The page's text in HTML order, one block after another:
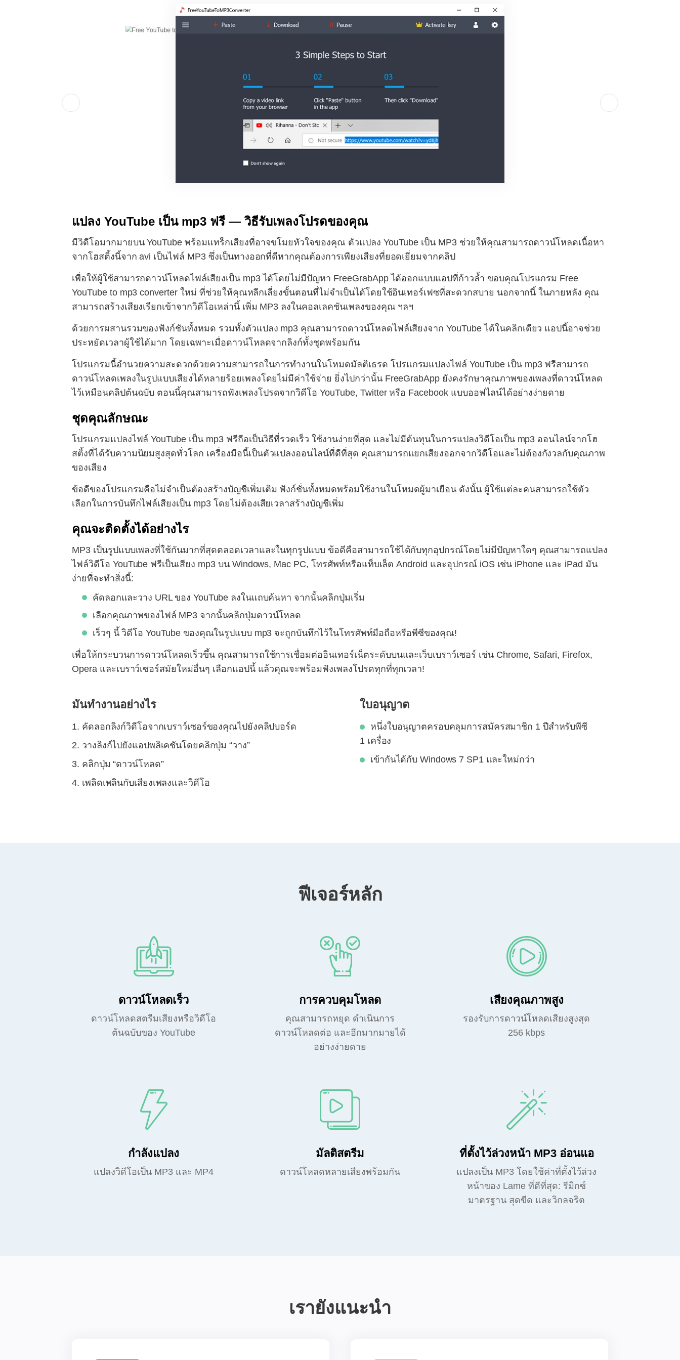
แปลง YouTube เป็น mp3 ฟรี — วิธีรับเพลงโปรดของคุณ
มีวิดีโอมากมายบน YouTube พร้อมแทร็กเสียงที่อาจขโมยหัวใจของคุณ ตัวแปลง YouTube เป็น MP3 ช่วยให้คุณสามารถดาวน์โหลดเนื้อหา
จากโฮสติ้งนี้จาก avi เป็นไฟล์ MP3 ซึ่งเป็นทางออกที่ดีหากคุณต้องการเพียงเสียงที่ยอดเยี่ยมจากคลิป
เพื่อให้ผู้ใช้สามารถดาวน์โหลดไฟล์เสียงเป็น mp3 ได้โดยไม่มีปัญหา FreeGrabApp ได้ออกแบบแอปที่ก้าวล้ำ ขอบคุณโปรแกรม Free
YouTube to mp3 converter ใหม่ ที่ช่วยให้คุณหลีกเลี่ยงขั้นตอนที่ไม่จำเป็นได้โดยใช้อินเทอร์เฟซที่สะดวกสบาย นอกจากนี้ ในภายหลัง คุณ
สามารถสร้างเสียงเรียกเข้าจากวิดีโอเหล่านี้ เพิ่ม MP3 ลงในคอลเลคชันเพลงของคุณ ฯลฯ
ด้วยการผสานรวมของฟังก์ชันทั้งหมด รวมทั้งตัวแปลง mp3 คุณสามารถดาวน์โหลดไฟล์เสียงจาก YouTube ได้ในคลิกเดียว แอปนี้อาจช่วย
ประหยัดเวลาผู้ใช้ได้มาก โดยเฉพาะเมื่อดาวน์โหลดจากลิงก์ทั้งชุดพร้อมกัน
โปรแกรมนี้อำนวยความสะดวกด้วยความสามารถในการทำงานในโหมดมัลติเธรด โปรแกรมแปลงไฟล์ YouTube เป็น mp3 ฟรีสามารถ
ดาวน์โหลดเพลงในรูปแบบเสียงได้หลายร้อยเพลงโดยไม่มีค่าใช้จ่าย ยิ่งไปกว่านั้น FreeGrabApp ยังคงรักษาคุณภาพของเพลงที่ดาวน์โหลด
ไว้เหมือนคลิปต้นฉบับ ตอนนี้คุณสามารถฟังเพลงโปรดจากวิดีโอ YouTube, Twitter หรือ Facebook แบบออฟไลน์ได้อย่างง่ายดาย
ชุดคุณลักษณะ
โปรแกรมแปลงไฟล์ YouTube เป็น mp3 ฟรีถือเป็นวิธีที่รวดเร็ว ใช้งานง่ายที่สุด และไม่มีต้นทุนในการแปลงวิดีโอเป็น mp3 ออนไลน์จากโฮ
สติ้งที่ได้รับความนิยมสูงสุดทั่วโลก เครื่องมือนี้เป็นตัวแปลงออนไลน์ที่ดีที่สุด คุณสามารถแยกเสียงออกจากวิดีโอและไม่ต้องกังวลกับคุณภาพ
ของเสียง
ข้อดีของโปรแกรมคือไม่จำเป็นต้องสร้างบัญชีเพิ่มเติม ฟังก์ชั่นทั้งหมดพร้อมใช้งานในโหมดผู้มาเยือน ดังนั้น ผู้ใช้แต่ละคนสามารถใช้ตัว
เลือกในการบันทึกไฟล์เสียงเป็น mp3 โดยไม่ต้องเสียเวลาสร้างบัญชีเพิ่ม
คุณจะติดตั้งได้อย่างไร
MP3 เป็นรูปแบบเพลงที่ใช้กันมากที่สุดตลอดเวลาและในทุกรูปแบบ ข้อดีคือสามารถใช้ได้กับทุกอุปกรณ์โดยไม่มีปัญหาใดๆ คุณสามารถแปลง
ไฟล์วิดีโอ YouTube ฟรีเป็นเสียง mp3 บน Windows, Mac PC, โทรศัพท์หรือแท็บเล็ต Android และอุปกรณ์ iOS เช่น iPhone และ iPad มัน
ง่ายที่จะทำสิ่งนี้:
คัดลอกและวาง URL ของ YouTube ลงในแถบค้นหา จากนั้นคลิกปุ่มเริ่ม
เลือกคุณภาพของไฟล์ MP3 จากนั้นคลิกปุ่มดาวน์โหลด
เร็วๆ นี้ วิดีโอ YouTube ของคุณในรูปแบบ mp3 จะถูกบันทึกไว้ในโทรศัพท์มือถือหรือพีซีของคุณ!
เพื่อให้กระบวนการดาวน์โหลดเร็วขึ้น คุณสามารถใช้การเชื่อมต่ออินเทอร์เน็ตระดับบนและเว็บเบราว์เซอร์ เช่น Chrome, Safari, Firefox,
Opera และเบราว์เซอร์สมัยใหม่อื่นๆ เลือกแอปนี้ แล้วคุณจะพร้อมฟังเพลงโปรดทุกที่ทุกเวลา!
มันทำงานอย่างไร
คัดลอกลิงก์วิดีโอจากเบราว์เซอร์ของคุณไปยังคลิปบอร์ด
วางลิงก์ไปยังแอปพลิเคชันโดยคลิกปุ่ม “วาง”
คลิกปุ่ม “ดาวน์โหลด”
เพลิดเพลินกับเสียงเพลงและวิดีโอ
ใบอนุญาต
หนึ่งใบอนุญาตครอบคลุมการสมัครสมาชิก 1 ปีสำหรับพีซี
1 เครื่อง
เข้ากันได้กับ Windows 7 SP1 และใหม่กว่า
ฟีเจอร์หลัก
ดาวน์โหลดเร็ว
ดาวน์โหลดสตรีมเสียงหรือวิดีโอ
ต้นฉบับของ YouTube
การควบคุมโหลด
คุณสามารถหยุด ดำเนินการ
ดาวน์โหลดต่อ และอีกมากมายได้
อย่างง่ายดาย
เสียงคุณภาพสูง
รองรับการดาวน์โหลดเสียงสูงสุด
256 kbps
กำลังแปลง
แปลงวิดีโอเป็น MP3 และ MP4
มัลติสตรีม
ดาวน์โหลดหลายเสียงพร้อมกัน
ที่ตั้งไว้ล่วงหน้า MP3 อ่อนแอ
แปลงเป็น MP3 โดยใช้ค่าที่ตั้งไว้ล่วง
หน้าของ Lame ที่ดีที่สุด: รีมิกซ์
มาตรฐาน สุดขีด และวิกลจริต
เรายังแนะนำ